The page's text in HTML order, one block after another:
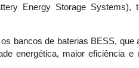
Energy Storage Systems),
bancos de baterias BESS, que
energética, maior eficiência